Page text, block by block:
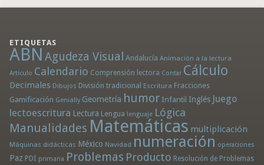
ETIQUETAS
ABN Agudeza Visual Andalucía Animación a la lectura
Artículo Calendario Comprensión lectora Contar Cálculo
Decimales Dibujos División tradicional Escritura Fracciones
Gamificación Genially Geometría humor Infantil Inglés Juego
lectoescritura Lectura Lengua lenguaje Lógica
Manualidades Matemáticas multiplicación
Máquinas didácticas México Navidad numeración operaciones
Paz PDI primaria Problemas Producto Resolución de Problemas